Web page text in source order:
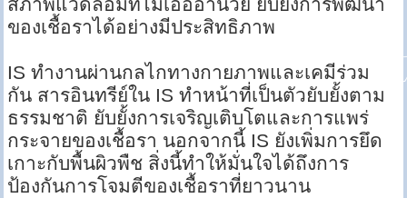
ของเชื้อราได้อย่างมีประสิทธิภาพ
IS ทำงานผ่านกลไกทางกายภาพและเคมีร่วม
กัน สารอินทรีย์ใน IS ทำหน้าที่เป็นตัวยับยั้งตาม
ธรรมชาติ ยับยั้งการเจริญเติบโตและการแพร่
กระจายของเชื้อรา นอกจากนี้ IS ยังเพิ่มการยึด
เกาะกับพื้นผิวพืช สิ่งนี้ทำให้มั่นใจได้ถึงการ
ป้องกันการโจมตีของเชื้อราที่ยาวนาน